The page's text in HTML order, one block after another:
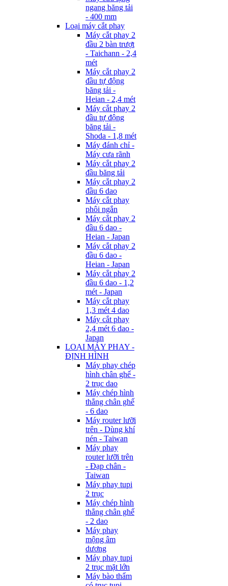
ngang băng tải
- 400 mm
Loại máy cắt phay
Máy cắt phay 2
đầu 2 bàn trượt
- Taichann - 2,4
mét
Máy cắt phay 2
đầu tự động
băng tải -
Heian - 2,4 mét
Máy cắt phay 2
đầu tự động
băng tải -
Shoda - 1,8 mét
Máy đánh chỉ -
Máy cưa rãnh
Máy cắt phay 2
đầu băng tải
Máy cắt phay 2
đầu 6 dao
Máy cắt phay
phôi ngắn
Máy cắt phay 2
đầu 6 dao -
Heian - Japan
Máy cắt phay 2
đầu 6 dao -
Heian - Japan
Máy cắt phay 2
đầu 6 dao - 1,2
mét - Japan
Máy cắt phay
1,3 mét 4 dao
Máy cắt phay
2,4 mét 6 dao -
Japan
LOẠI MÁY PHAY -
ĐỊNH HÌNH
Máy phay chép
hình chân ghế -
2 trục dao
Máy chép hình
thẳng chân ghế
- 6 dao
Máy router lưỡi
trên - Dùng khí
nén - Taiwan
Máy phay
router lưỡi trên
- Đạp chân -
Taiwan
Máy phay tupi
2 trục
Máy chép hình
thẳng chân ghế
- 2 dao
Máy phay
mộng âm
dương
Máy phay tupi
2 trục mặt lớn
Máy bào thẩm